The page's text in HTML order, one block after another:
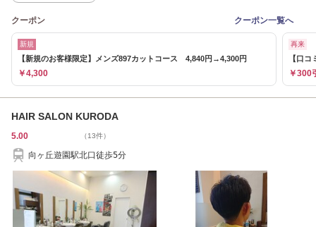
クーポン クーポン一覧へ
新規
【新規のお客様限定】メンズ897カットコース 4,840円→4,300円
￥4,300
再来
【口
￥300
HAIR SALON KURODA
5.00 （13件）
向ヶ丘遊園駅北口徒歩5分